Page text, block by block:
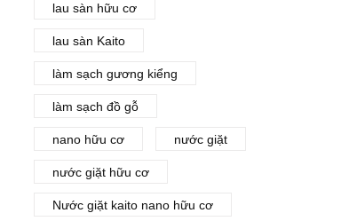
lau sàn hữu cơ
lau sàn Kaito
làm sạch gương kiểng
làm sạch đồ gỗ
nano hữu cơ nước giặt
nước giặt hữu cơ
Nước giặt kaito nano hữu cơ